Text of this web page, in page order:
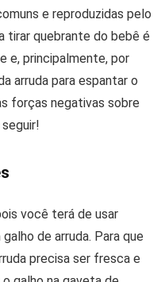
e reproduzidas pelo
tirar quebrante do bebê é
e, principalmente, por
arruda para espantar o
forças negativas sobre
você terá de usar
de arruda. Para que
precisa ser fresca e